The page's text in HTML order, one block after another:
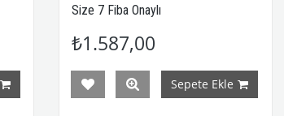
Size 7 Fiba Onaylı
₺1.587,00
Sepete Ekle